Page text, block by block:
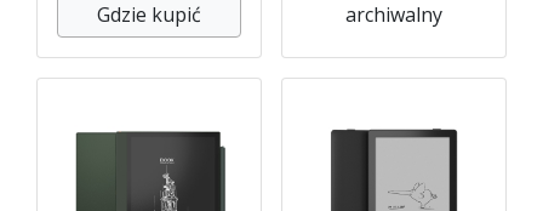
Gdzie kupić
archiwalny